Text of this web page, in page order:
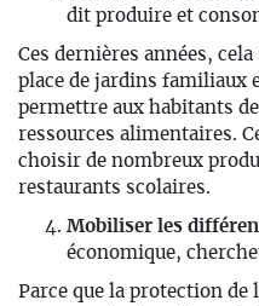
dit produire et
Ces dernières années,
place de jardins familiaux
permettre aux habitants
ressources alimentaires.
choisir de nombreux
restaurants scolaires.
Mobiliser les
économique,
Parce que la protection